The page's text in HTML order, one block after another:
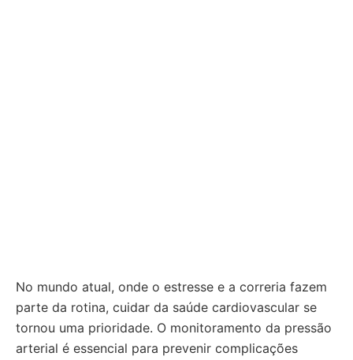
No mundo atual, onde o estresse e a correria fazem
parte da rotina, cuidar da saúde cardiovascular se
tornou uma prioridade. O monitoramento da pressão
arterial é essencial para prevenir complicações